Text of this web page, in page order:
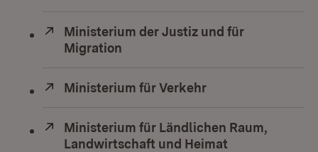
Extern:
Ministerium der Justiz und für
Migration
Extern:
Ministerium für Verkehr
Extern:
Ministerium für Ländlichen Raum,
Landwirtschaft und Heimat